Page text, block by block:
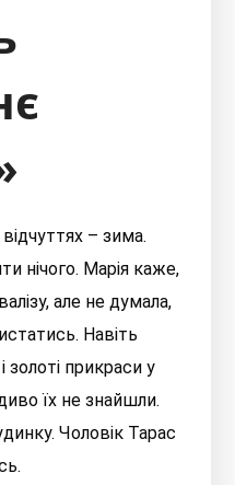
– зима.
нічого. Марія каже,
але не думала,
Навіть
золоті прикраси у
їх не знайшли.
Чоловік Тарас